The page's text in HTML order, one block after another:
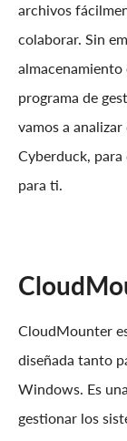
archivos
colaborar. Sin
almacenamiento
programa de
vamos a
Cyberduck, para
para ti.
CloudMounter
diseñada tanto
Windows. Es
gestionar los